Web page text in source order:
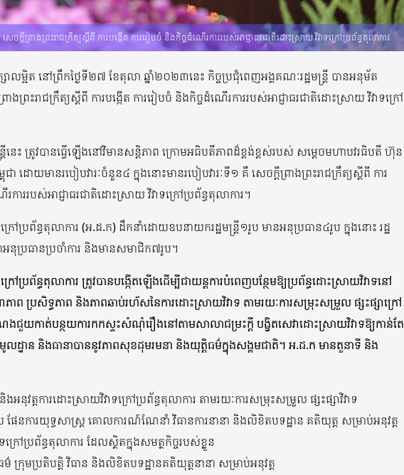
ក្តីព្រាងព្រះរាជក្រឹត្យស្តីពី ការបង្កើត ការរៀបចំ និងកិច្ចដំណើរការរបស់អាជ្ញាធរជាតិដោះស្រាយ វិវាទក្រៅប្រព័ន្ធតុលាការ
សាលម្អិត នៅព្រឹកថ្ងៃទី២៧ ខែតុលា ឆ្នាំ២០២៣នេះ កិច្ចប្រជុំពេញអង្គគណៈរដ្ឋមន្រ្តី បានអនុម័ត
ព្រះរាជក្រឹត្យស្តីពី ការបង្កើត ការរៀបចំ និងកិច្ចដំណើរការរបស់អាជ្ញាធរជាតិដោះស្រាយ វិវាទក្រៅ
តីនេះ ត្រូវបានធ្វើឡើងនៅវិមានសន្តិភាព ក្រោមអធិបតីភាពដ៏ខ្ពង់ខ្ពស់របស់ សម្តេចមហាបវរធិបតី ហ៊ុន
ជា ដោយមានរបៀបវារៈចំនួន៤ ក្នុងនោះមានរបៀបវារៈទី១ គឺ សេចក្តីព្រាងព្រះរាជក្រឹត្យស្តីពី ការ
ការរបស់អាជ្ញាធរជាតិដោះស្រាយ វិវាទក្រៅប្រព័ន្ធតុលាការ។
ក្រៅប្រព័ន្ធតុលាការ (អ.ដ.ក) ដឹកនាំដោយឧបនាយករដ្ឋមន្រ្តី១រូប មានអនុប្រធាន៤រូប ក្នុងនោះ រដ្ឋ
នុប្រធានប្រចាំការ និងមានសមាជិក៧រូប។
រៅប្រព័ន្ធតុលាការ ត្រូវបានបង្កើតឡើងដើម្បីជាយន្តការបំពេញបន្ថែមឱ្យប្រព័ន្ធដោះស្រាយវិវាទនៅ
ព ប្រសិទ្ធភាព និងភាពឆាប់រហ័សនៃការដោះស្រាយវិវាទ តាមរយៈការសម្រុះសម្រួល ផ្សះផ្សាក្រៅ
ងជួយកាត់បន្ថយការកកស្ទះសំណុំរឿងនៅតាមសាលាជម្រះក្តី បង្ខិតសេវាដោះស្រាយវិវាទឱ្យកាន់តែ
ដ្ឋាន និងធានាបាននូវភាពសុខដុមរមនា និងយុត្តិធម៌ក្នុងសង្គមជាតិ។ អ.ដ.ក មានតួនាទី និង
វត្តការដោះស្រាយវិវាទក្រៅប្រព័ន្ធតុលាការ តាមរយៈការសម្រុះសម្រួល ផ្សះផ្សាវិវាទ
នការយុទ្ធសាស្ត្រ គោលការណ៍ណែនាំ វិធានការនានា និងលិខិតបទដ្ឋាន គតិយុត្ត សម្រាប់អនុវត្ត
ក្រៅប្រព័ន្ធតុលាការ ដែលស្ថិតក្នុងសមត្ថកិច្ចរបស់ខ្លួន
រុមប្រតិបត្តិ វិធាន និងលិខិតបទដ្ឋានគតិយុត្តនានា សម្រាប់អនុវត្ត